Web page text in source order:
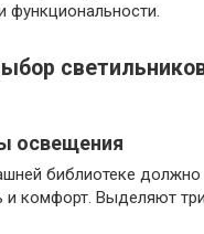
функциональности.
освещения
библиотеке должно
и комфорт. Выделяют